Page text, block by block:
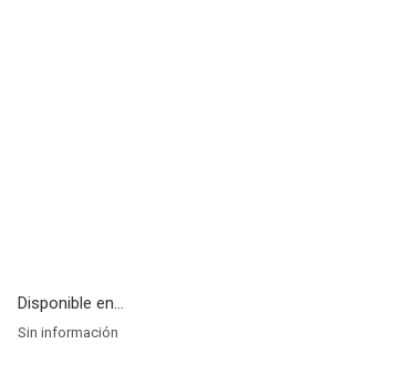
Disponible en...
Sin información